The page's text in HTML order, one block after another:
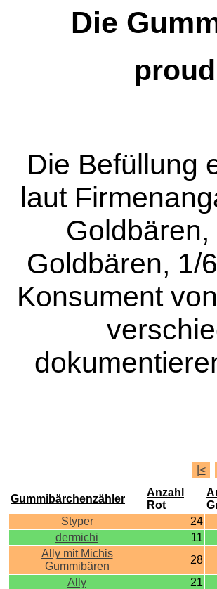
Die
Die Befüllung
laut
Goldbären, 1/
Konsument
|<
Gummibärchenzähler
Anzahl
Rot
Styper
24
dermichi
11
Ally mit Michis
Gummibären
28
Ally
21